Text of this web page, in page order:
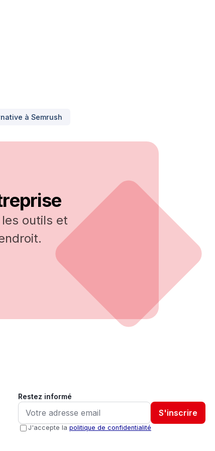
à Semrush
outils et
Restez informé
S'inscrire
J'accepte la politique de confidentialité